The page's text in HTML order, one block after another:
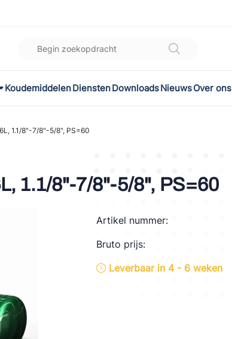
KoudemiddelenDienstenDownloadsNieuwsOver ons
1.1/8"-7/8"-5/8", PS=60
1.1/8"-7/8"-5/8", PS=60
Artikel nummer:
Bruto prijs:
Leverbaar in 4 - 6 weken